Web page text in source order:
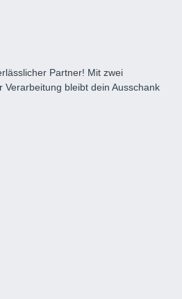
Partner! Mit zwei
bleibt dein Ausschank